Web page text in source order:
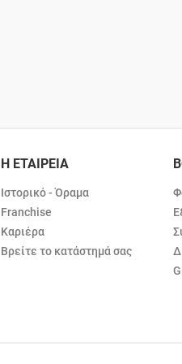
Η ΕΤΑΙΡΕΙΑ
Ιστορικό - Όραμα
Franchise
Καριέρα
Βρείτε το κατάστημά σας